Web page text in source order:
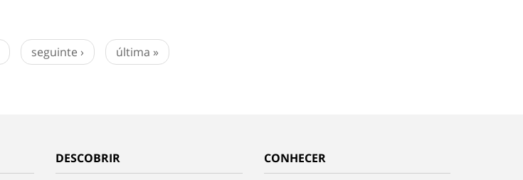
seguinte › última »
DESCOBRIR
CONHECER